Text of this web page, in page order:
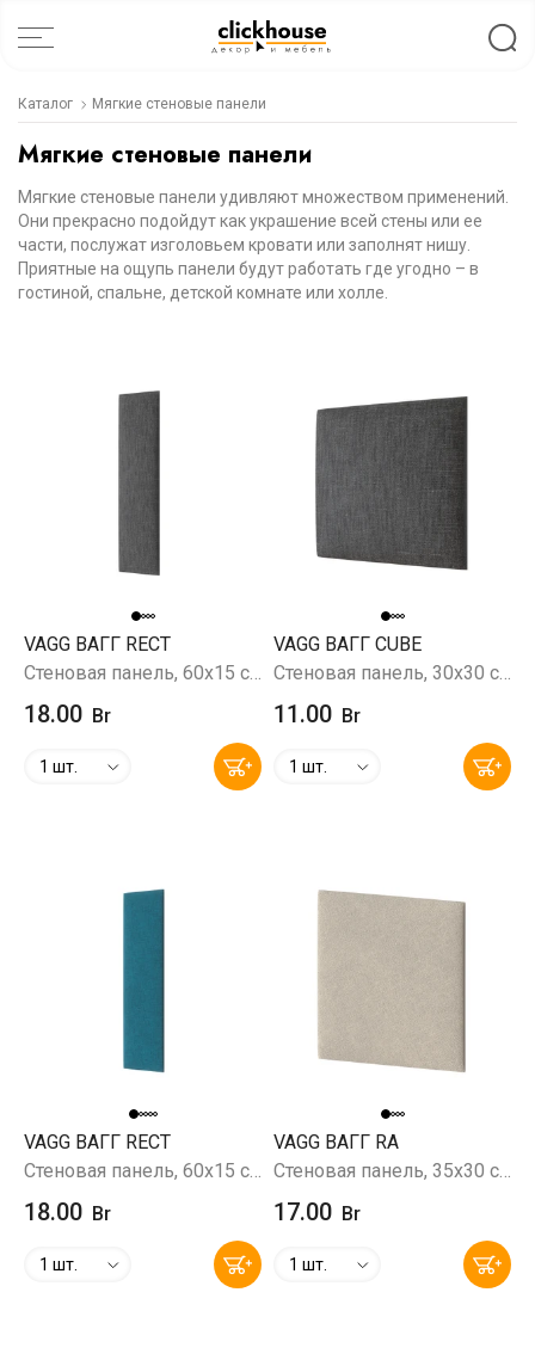
Каталог Мягкие стеновые панели
Мягкие стеновые панели
Мягкие стеновые панели удивляют множеством применений.
Они прекрасно подойдут как украшение всей стены или ее
части, послужат изголовьем кровати или заполнят нишу.
Приятные на ощупь панели будут работать где угодно – в
гостиной, спальне, детской комнате или холле.
VAGG ВАГГ RECT
Стеновая панель, 60х15 см, Savana 96 (серый)
18.00 Br
1 шт.
VAGG ВАГГ CUBE
Стеновая панель, 30х30 см, Savana 96 (серый)
11.00 Br
1 шт.
VAGG ВАГГ RECT
Стеновая панель, 60х15 см, Prince Petrol (бирюзовый)
18.00 Br
1 шт.
VAGG ВАГГ RA
Стеновая панель, 35х30 см, бежевый
17.00 Br
1 шт.